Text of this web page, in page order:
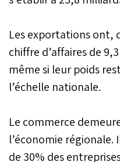
Les exportations ont,
chiffre d’affaires de
même si leur poids
l’échelle nationale.
Le commerce
l’économie régionale.
de 30% des